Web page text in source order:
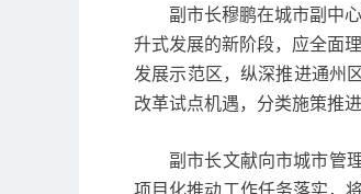
副市长穆鹏在城市副中
升式发展的新阶段，应全面
发展示范区，纵深推进通州
改革试点机遇，分类施策推进
副市长文献向市城市管